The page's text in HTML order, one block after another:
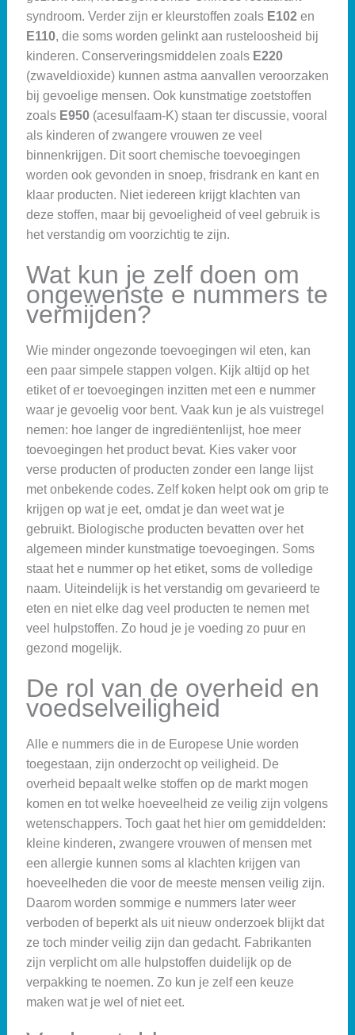
syndroom. Verder zijn er kleurstoffen zoals E102en
E110, die soms worden gelinkt aan rusteloosheid bij
kinderen. Conserveringsmiddelen zoals E220
(zwaveldioxide) kunnen astma aanvallen veroorzaken
bij gevoelige mensen. Ook kunstmatige zoetstoffen
zoals E950(acesulfaam-K) staan ter discussie, vooral
als kinderen of zwangere vrouwen ze veel
binnenkrijgen. Dit soort chemische toevoegingen
worden ook gevonden in snoep, frisdrank en kant en
klaar producten. Niet iedereen krijgt klachten van
deze stoffen, maar bij gevoeligheid of veel gebruik is
het verstandig om voorzichtig te zijn.
Wat kun je zelf doen om
ongewenste e nummers te
vermijden?
Wie minder ongezonde toevoegingen wil eten, kan
een paar simpele stappen volgen. Kijk altijd op het
etiket of er toevoegingen inzitten met een e nummer
waar je gevoelig voor bent. Vaak kun je als vuistregel
nemen: hoe langer de ingrediëntenlijst, hoe meer
toevoegingen het product bevat. Kies vaker voor
verse producten of producten zonder een lange lijst
met onbekende codes. Zelf koken helpt ook om grip te
krijgen op wat je eet, omdat je dan weet wat je
gebruikt. Biologische producten bevatten over het
algemeen minder kunstmatige toevoegingen. Soms
staat het e nummer op het etiket, soms de volledige
naam. Uiteindelijk is het verstandig om gevarieerd te
eten en niet elke dag veel producten te nemen met
veel hulpstoffen. Zo houd je je voeding zo puur en
gezond mogelijk.
De rol van de overheid en
voedselveiligheid
Alle e nummers die in de Europese Unie worden
toegestaan, zijn onderzocht op veiligheid. De
overheid bepaalt welke stoffen op de markt mogen
komen en tot welke hoeveelheid ze veilig zijn volgens
wetenschappers. Toch gaat het hier om gemiddelden:
kleine kinderen, zwangere vrouwen of mensen met
een allergie kunnen soms al klachten krijgen van
hoeveelheden die voor de meeste mensen veilig zijn.
Daarom worden sommige e nummers later weer
verboden of beperkt als uit nieuw onderzoek blijkt dat
ze toch minder veilig zijn dan gedacht. Fabrikanten
zijn verplicht om alle hulpstoffen duidelijk op de
verpakking te noemen. Zo kun je zelf een keuze
maken wat je wel of niet eet.